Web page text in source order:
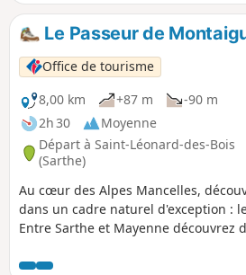
Le Passeur de
Office de tourisme
8,00 km
+87 m
-90 m
2h 30
Moyenne
Départ à Saint-Léonard-des-Bois
(Sarthe)
Au cœur des Alpes Mancelles,
dans un cadre naturel d'exception :
Entre Sarthe et Mayenne découvrez